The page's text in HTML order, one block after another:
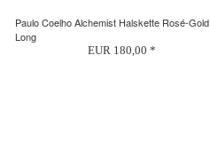
Paulo Coelho Alchemist Halskette Rosé-Gold
Long
EUR 180,00 *